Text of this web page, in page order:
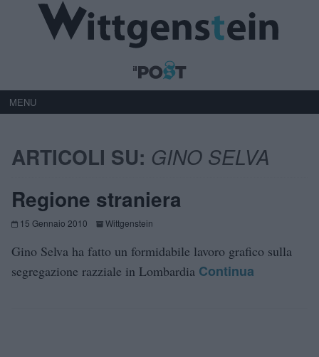
MENU
ARTICOLI SU: GINO SELVA
Regione straniera
15 Gennaio 2010 Wittgenstein
Gino Selva ha fatto un formidabile lavoro grafico sulla
segregazione razziale in Lombardia Continua